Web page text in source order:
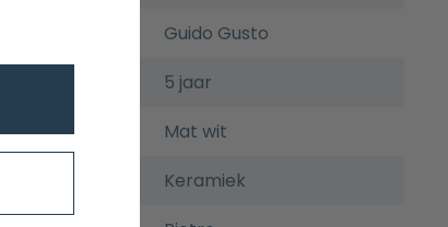
Guido Gusto
5 jaar
Mat wit
Keramiek